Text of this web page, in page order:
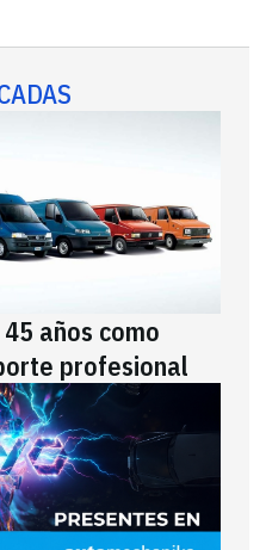
años como
profesional